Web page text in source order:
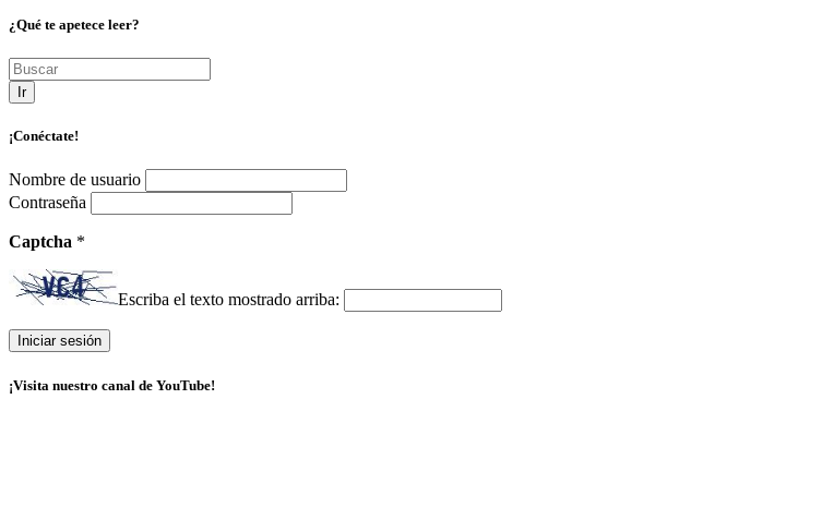
¿Qué te apetece leer?
Ir
¡Conéctate!
Nombre de usuario
Contraseña
Captcha *
Escriba el texto mostrado arriba:
¡Visita nuestro canal de YouTube!